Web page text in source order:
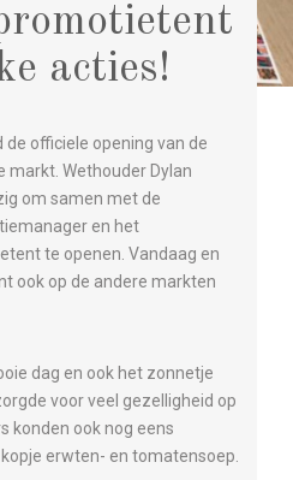
acties!
officiele opening van de
Wethouder Dylan
om samen met de
en het
te openen. Vandaag en
ook op de andere markten
dag en ook het zonnetje
voor veel gezelligheid op
konden ook nog eens
erwten- en tomatensoep.